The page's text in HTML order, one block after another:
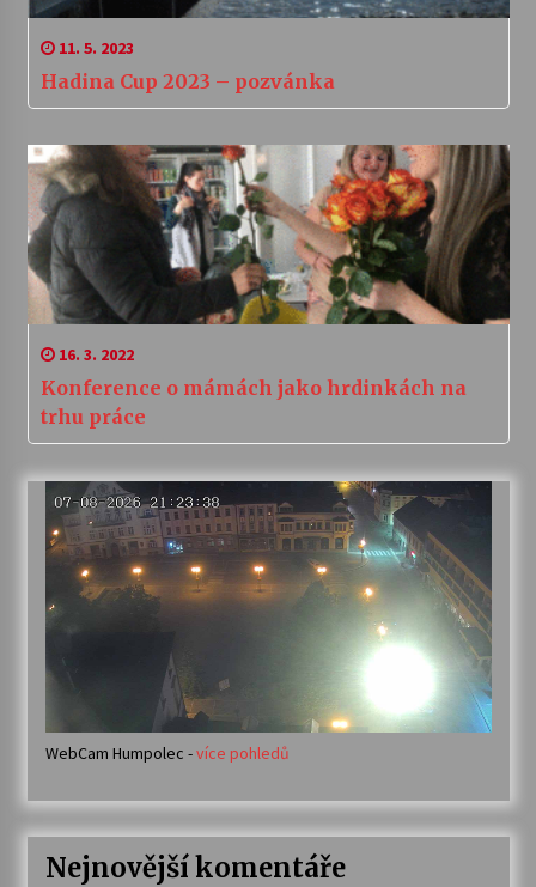
11. 5. 2023
Hadina Cup 2023 – pozvánka
16. 3. 2022
Konference o mámách jako hrdinkách na
trhu práce
WebCam Humpolec -více pohledů
Nejnovější komentáře